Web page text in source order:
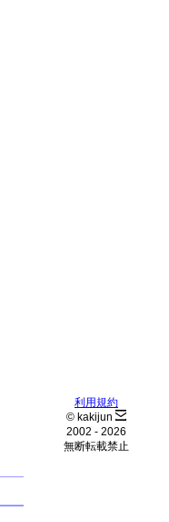
利用規約
© kakijun
2002 - 2026
無断転載禁止